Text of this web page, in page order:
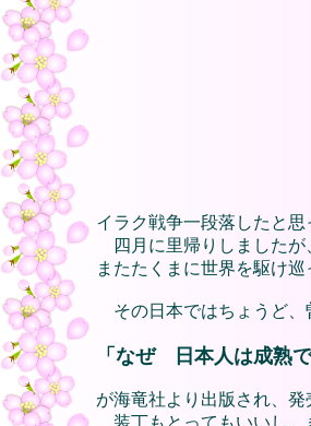
イラク戦争一段落したと
四月に里帰りしましたが
またたくまに世界を駆け巡
その日本ではちょうど、
「なぜ 日本人は成熟で
が海竜社より出版され、
装丁もとってもいいし、